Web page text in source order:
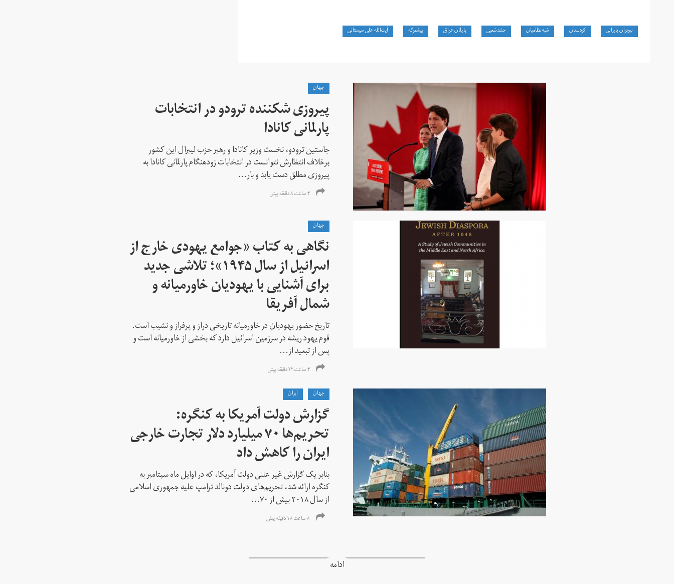
نیچران بارزانی کردستان شبه‌نظامیان حشد‌شعبی پارلمان عراق پیشمرگه آیت‌الله علی سیستانی
جهان
پیروزی شکننده ترودو در انتخابات
پارلمانی کانادا
جاستین ترودو، نخست وزیر کانادا و رهبر حزب لیبرال این کشور
برخلاف انتظارش نتوانست در انتخابات زود‌هنگام پارلمانی کانادا به
پیروزی مطلق دست یابد و بار...
۴ ساعت ۸ دقیقه پیش
جهان
نگاهی به کتاب «جوامع یهودی خارج از
اسرائیل از سال ۱۹۴۵»؛ تلاشی جدید
برای آشنایی با یهودیان خاورمیانه و
شمال آفریقا
تاریخ حضور یهودیان در خاورمیانه تاریخی دراز و پرفراز و نشیب است.
قوم یهود ریشه در سرزمین اسرائیل دارد که بخشی از خاورمیانه است و
پس از تبعید از...
۴ ساعت ۲۲ دقیقه پیش
جهان
ايران
گزارش دولت آمریکا به کنگره:
تحریم‌ها ۷۰ میلیارد دلار تجارت خارجی
ایران را کاهش داد
بنابر یک گزارش غیر علنی دولت آمریکا، که در اوایل ماه سپتامبر به
کنگره ارائه شد، تحریم‌های دولت دونالد ترامپ علیه جمهوری اسلامی
از سال ۲۰۱۸ بیش از ۷۰...
۸ ساعت ۱۸ دقیقه پیش
ادامه